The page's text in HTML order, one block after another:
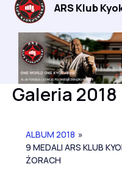
treści
ARS Klub
Galeria 2018
ALBUM 2018 »
9 MEDALI ARS KLUB
ŻORACH